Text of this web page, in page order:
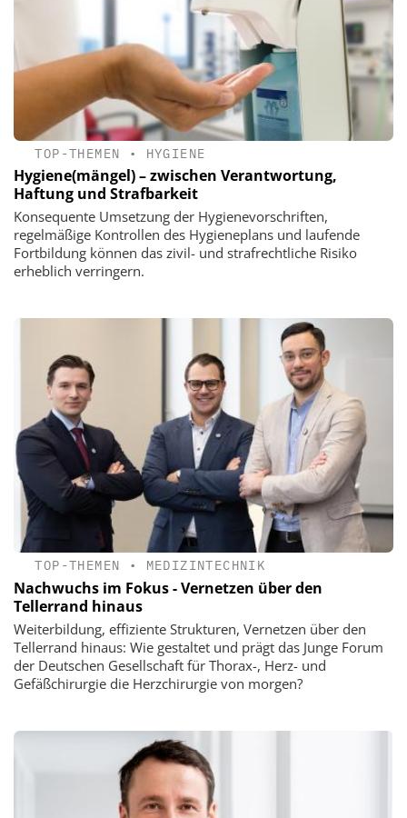
TOP-THEMEN • HYGIENE
Hygiene(mängel) – zwischen Verantwortung,
Haftung und Strafbarkeit
Konsequente Umsetzung der Hygienevorschriften,
regelmäßige Kontrollen des Hygieneplans und laufende
Fortbildung können das zivil- und strafrechtliche Risiko
erheblich verringern.
TOP-THEMEN • MEDIZINTECHNIK
Nachwuchs im Fokus - Vernetzen über den
Tellerrand hinaus
Weiterbildung, effiziente Strukturen, Vernetzen über den
Tellerrand hinaus: Wie gestaltet und prägt das Junge Forum
der Deutschen Gesellschaft für Thorax-, Herz- und
Gefäßchirurgie die Herzchirurgie von morgen?